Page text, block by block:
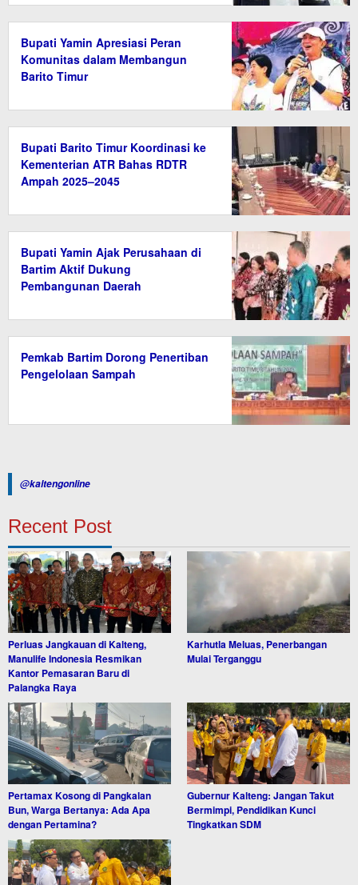
Bupati Yamin Apresiasi Peran
Komunitas dalam Membangun
Barito Timur
Bupati Barito Timur Koordinasi ke
Kementerian ATR Bahas RDTR
Ampah 2025–2045
Bupati Yamin Ajak Perusahaan di
Bartim Aktif Dukung
Pembangunan Daerah
Pemkab Bartim Dorong Penertiban
Pengelolaan Sampah
@kaltengonline
Recent Post
Perluas Jangkauan di Kalteng,
Manulife Indonesia Resmikan
Kantor Pemasaran Baru di
Palangka Raya
Karhutla Meluas, Penerbangan
Mulai Terganggu
Pertamax Kosong di Pangkalan
Bun, Warga Bertanya: Ada Apa
dengan Pertamina?
Gubernur Kalteng: Jangan Takut
Bermimpi, Pendidikan Kunci
Tingkatkan SDM